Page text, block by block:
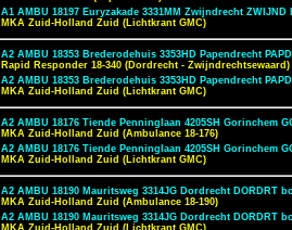
A1 AMBU 18197 Euryzakade 3331MM Zwijndrecht ZWIJND
MKA Zuid-Holland Zuid (Lichtkrant GMC)
A2 AMBU 18353 Brederodehuis 3353HD Papendrecht
Rapid Responder 18-340 (Dordrecht - Zwijndrechtsewaard)
A2 AMBU 18353 Brederodehuis 3353HD Papendrecht
MKA Zuid-Holland Zuid (Lichtkrant GMC)
A2 AMBU 18176 Tiende Penninglaan 4205SH Gorinchem
MKA Zuid-Holland Zuid (Ambulance 18-176)
A2 AMBU 18176 Tiende Penninglaan 4205SH Gorinchem
MKA Zuid-Holland Zuid (Lichtkrant GMC)
A2 AMBU 18190 Mauritsweg 3314JG Dordrecht DORDRT
MKA Zuid-Holland Zuid (Ambulance 18-190)
A2 AMBU 18190 Mauritsweg 3314JG Dordrecht DORDRT
MKA Zuid-Holland Zuid (Lichtkrant GMC)